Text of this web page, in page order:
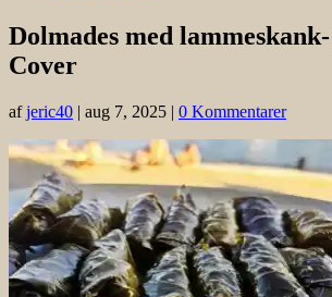
Dolmades med
Cover
afjeric40 | aug 7, 2025 | 0 Kommentarer